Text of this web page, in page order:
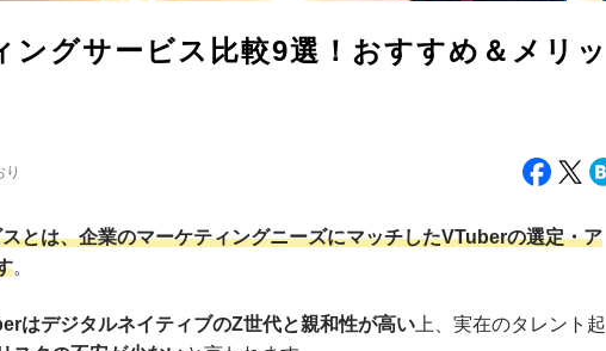
グサービス比較9選！おすすめ＆メリッ
り
とは、企業のマーケティングニーズにマッチしたVTuberの選定・ア
。
はデジタルネイティブのZ世代と親和性が高い 上、実在のタレント起